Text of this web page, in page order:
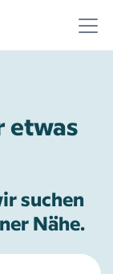
etwas
suchen
Nähe.